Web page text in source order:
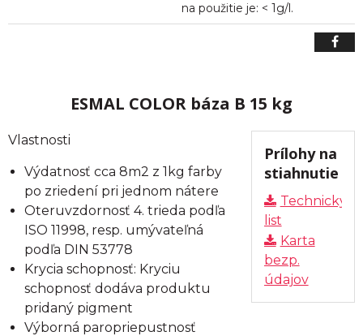
na použitie je: < 1g/l.
ESMAL COLOR báza B 15 kg
Prílohy na
stiahnutie
Technický
list
Karta
bezp.
údajov
Vlastnosti
Výdatnosť cca 8m2 z 1kg farby
po zriedení pri jednom nátere
Oteruvzdornosť 4. trieda podľa
ISO 11998, resp. umývateľná
podľa DIN 53778
Krycia schopnosť: Kryciu
schopnosť dodáva produktu
pridaný pigment
Výborná paropriepustnosť